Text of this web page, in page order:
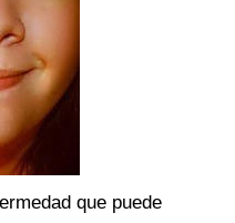
que puede